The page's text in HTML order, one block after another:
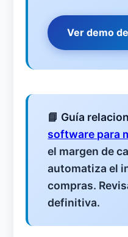
Ver demo
📘 Guía
software para
el margen de
automatiza el
compras.
definitiva.